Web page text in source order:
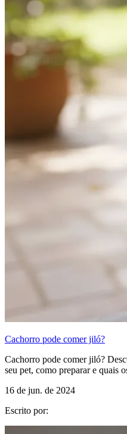
Cachorro pode comer jiló?
Cachorro pode comer jiló?
seu pet, como preparar e quais
16 de jun. de 2024
Escrito por: